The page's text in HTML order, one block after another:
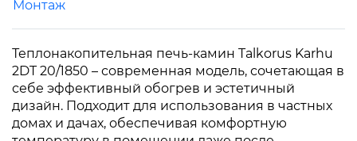
Монтаж
Теплонакопительная печь-камин Talkorus Karhu
2DT 20/1850 – современная модель, сочетающая в
себе эффективный обогрев и эстетичный
дизайн. Подходит для использования в частных
домах и дачах, обеспечивая комфортную